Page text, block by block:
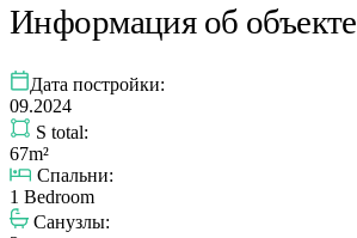
Информация об объекте
Дата постройки:
09.2024
S total:
67m²
Спальни:
1 Bedroom
Санузлы: